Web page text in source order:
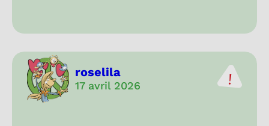
roselila
17 avril 2026